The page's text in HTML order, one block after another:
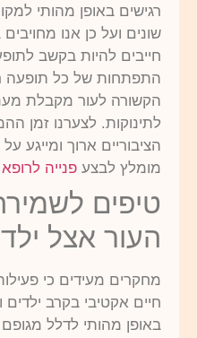
רגישים באופן מהותי
שונים ועל כן אנו
חייבים להיות בקשב
התפתחות של כל תופעה
הקשורה לעור מקבלת
לתינוקות. לצערנו זמן
הציבוריים ארוך ומייגע
מומלץ לבצע פנייה
טיפים
העור אצל
מחקרים מעידים כי
חיים אקטיבי בקרב ילדים
באופן מהותי לדלל מגופם